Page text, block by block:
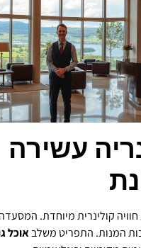
עשירה
חוויה קולינרית מיוחדת.
המנות. התפריט משלבאוכל